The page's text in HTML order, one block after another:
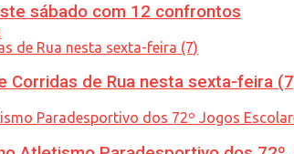
sábado com 12 confrontos
Corridas de Rua nesta sexta-feira